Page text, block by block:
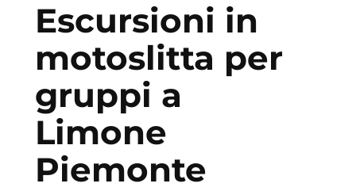
Escursioni in
motoslitta per
gruppi a
Limone
Piemonte